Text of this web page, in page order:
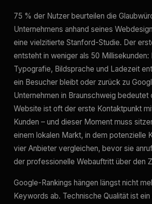
75 % der Nutzer beurteilen die
Unternehmens anhand seines
eine vielzitierte Stanford-Studie. Der
entsteht in weniger als 50 Millisekunden:
Typografie, Bildsprache und Ladezeit
ein Besucher bleibt oder zurück zu
Unternehmen in Braunschweig bedeutet
Website ist oft der erste Kontaktpunkt
Kunden – und dieser Moment muss
einem lokalen Markt, in dem potenzielle
vier Anbieter vergleichen, bevor sie
der professionelle Webauftritt über den
Google-Rankings hängen längst nicht
Keywords ab. Technische Qualität ist